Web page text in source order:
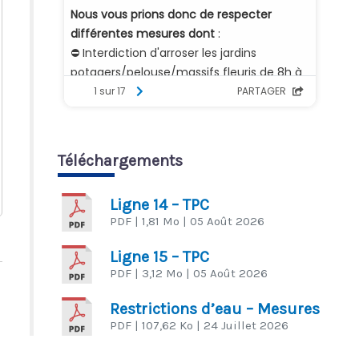
Téléchargements
Ligne 14 – TPC
PDF| 1,81 Mo | 05 Août 2026
Ligne 15 – TPC
PDF| 3,12 Mo | 05 Août 2026
Restrictions d’eau – Mesures
PDF| 107,62 Ko | 24 Juillet 2026